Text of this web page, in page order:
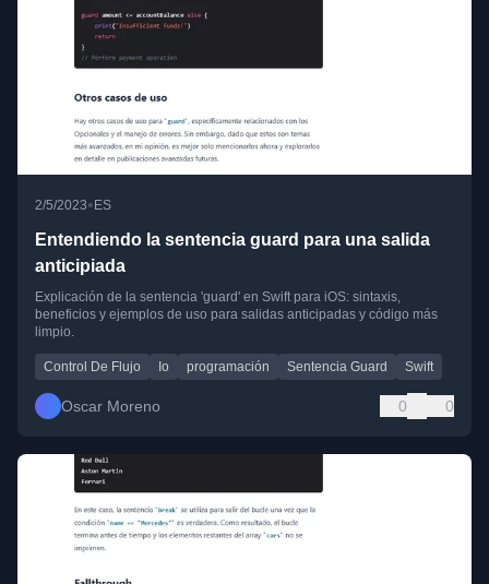
2/5/2023• ES
Entendiendo la sentencia guard para una salida
anticipiada
Explicación de la sentencia 'guard' en Swift para iOS: sintaxis,
beneficios y ejemplos de uso para salidas anticipadas y código más
limpio.
Control De Flujo Io programación Sentencia Guard Swift
Oscar Moreno 0 0